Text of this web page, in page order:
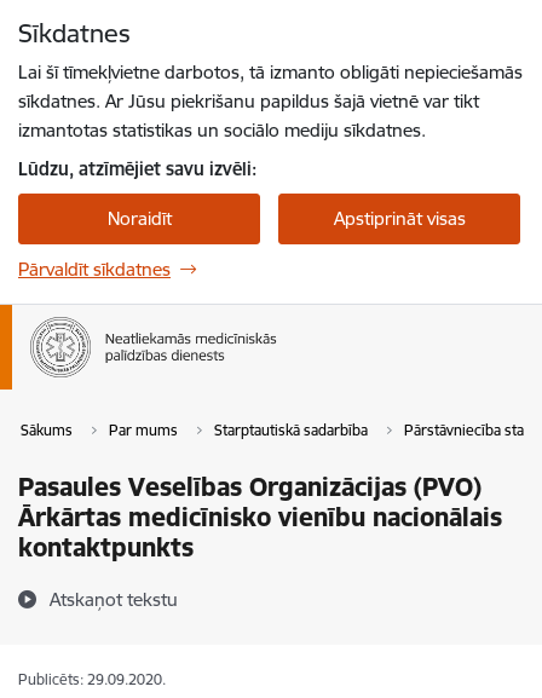
Sīkdatnes
Lai šī tīmekļvietne darbotos, tā izmanto obligāti nepieciešamās
sīkdatnes. Ar Jūsu piekrišanu papildus šajā vietnē var tikt
izmantotas statistikas un sociālo mediju sīkdatnes.
Lūdzu, atzīmējiet savu izvēli:
Noraidīt Apstiprināt visas
Pārvaldīt sīkdatnes
Sākums Par mums Starptautiskā sadarbība Pārstāvniecība
Pasaules Veselības Organizācijas (PVO)
Ārkārtas medicīnisko vienību nacionālais
kontaktpunkts
Atskaņot tekstu
Publicēts: 29.09.2020.